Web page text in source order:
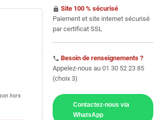
hors
https Site 100 % sécurisé
Paiement et site internet sécurisé
par certificat SSL
phone Besoin de renseignements ?
Appelez-nous au 01 30 52 23 85
(choix 3)
Contactez-nous via
WhatsApp